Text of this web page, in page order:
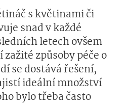
s květinami či
snad v každé
letech ovšem
způsoby péče o
se dostává řešení,
ideální množství
bylo třeba často